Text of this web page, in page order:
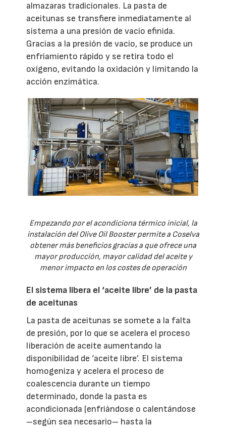
almazaras tradicionales. La pasta de
aceitunas se transfiere inmediatamente al
sistema a una presión de vacío efinida.
Gracias a la presión de vacío, se produce un
enfriamiento rápido y se retira todo el
oxígeno, evitando la oxidación y limitando la
acción enzimática.
Empezando por el acondiciona térmico inicial, la
instalación del Olive Oil Booster permite a Coselva
obtener más beneficios gracias a que ofrece una
mayor producción, mayor calidad del aceite y
menor impacto en los costes de operación
El sistema libera el ‘aceite libre’ de la pasta
de aceitunas
La pasta de aceitunas se somete a la falta
de presión, por lo que se acelera el proceso
liberación de aceite aumentando la
disponibilidad de ‘aceite libre’. El sistema
homogeniza y acelera el proceso de
coalescencia durante un tiempo
determinado, donde la pasta es
acondicionada (enfriándose o calentándose
–según sea necesario– hasta la